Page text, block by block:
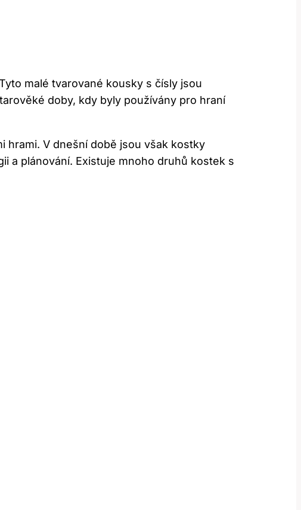
malé tvarované kousky s čísly jsou
doby, kdy byly používány pro hraní
hrami. V dnešní době jsou však kostky
a plánování. Existuje mnoho druhů kostek s